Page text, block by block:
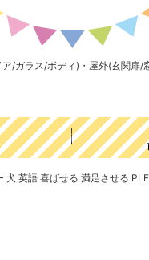
/ガラス/ボディ)・屋外(玄関扉
英語 喜ばせる 満足させる